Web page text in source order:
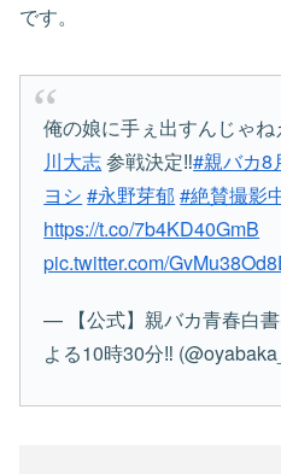
です。
俺の娘に手ぇ出すんじゃね
川大志参戦決定‼️#親バカ8
ヨシ #永野芽郁 #絶賛撮影
https://t.co/7b4KD40GmB
pic.twitter.com/
— 【公式】親バカ青春白
よる10時30分‼️